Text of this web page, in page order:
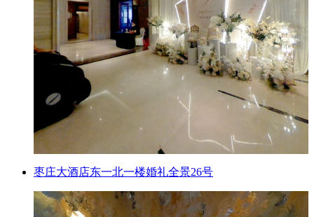
枣庄大酒店东一北一楼婚礼全景26号